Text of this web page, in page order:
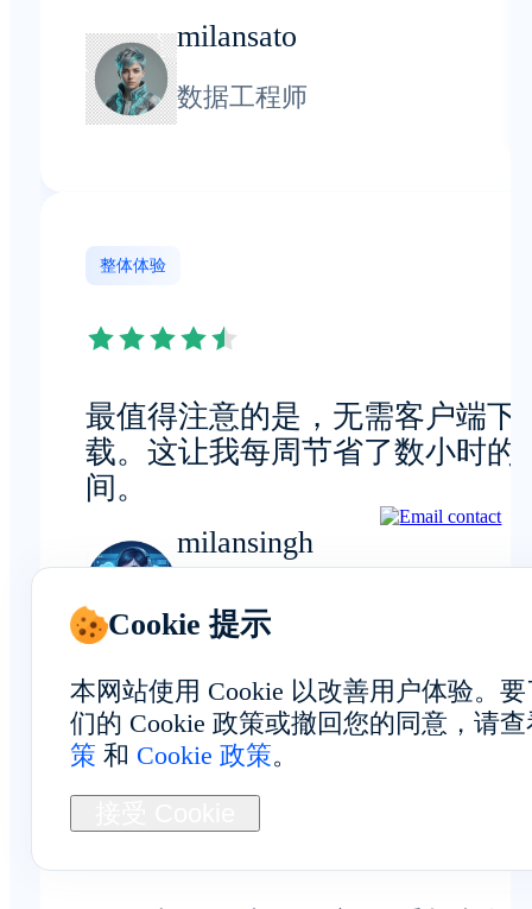
milansato
数据工程师
整体体验
最值得注意的是，无需客户端下
载。这让我每周节省了数小时的
间。
milansingh
移动应用开发者
隐私与安全
Cookie 提示
本网站使用 Cookie 以改善用户体验。
们的 Cookie 政策或撤回您的同意，请
策 和 Cookie 政策。